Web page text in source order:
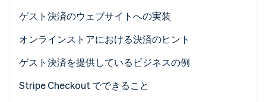
Stripe Sessions 2026
Stripe が AI の経済インフラをどのように構築しているかを
ご覧ください。
こちらをご覧ください
ゲスト決済のウェブサイトへの実装
オンラインストアにおける決済のヒント
ゲスト決済を提供しているビジネスの例
Stripe Checkout でできること